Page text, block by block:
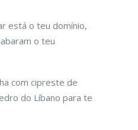
está o teu domínio,
o teu
com cipreste de
do Líbano para te